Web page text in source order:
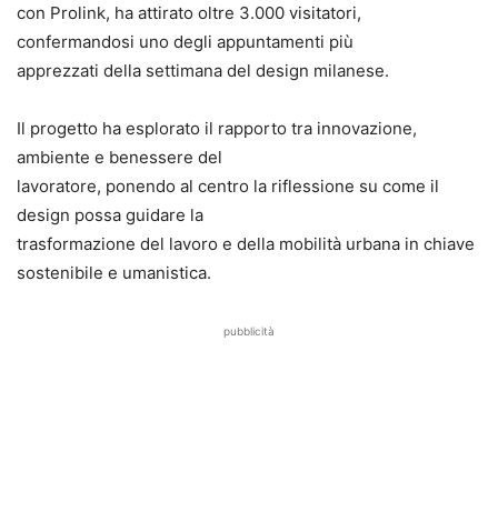
con Prolink, ha attirato oltre 3.000 visitatori,
confermandosi uno degli appuntamenti più
apprezzati della settimana del design milanese.
Il progetto ha esplorato il rapporto tra innovazione,
ambiente e benessere del
lavoratore, ponendo al centro la riflessione su come il
design possa guidare la
trasformazione del lavoro e della mobilità urbana in chiave
sostenibile e umanistica.
pubblicità